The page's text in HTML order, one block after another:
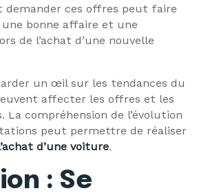
demander ces offres peut faire
bonne affaire et une
de l’achat d’une nouvelle
un œil sur les tendances du
affecter les offres et les
La compréhension de l’évolution
peut permettre de réaliser
d’une voiture.
: Se